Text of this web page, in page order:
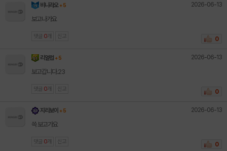
비니라오 + 5 2026-06-13
보고나가요
댓글 0 개 신고 0
리얼럽 + 5 2026-06-13
보고갑니다.23
댓글 0 개 신고 0
지리보이 + 5 2026-06-13
쓱 보고가요
댓글 0 개 신고 0